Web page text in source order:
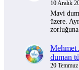
10 Aralık
Mavi
üzere.
Mehmet
duman
20